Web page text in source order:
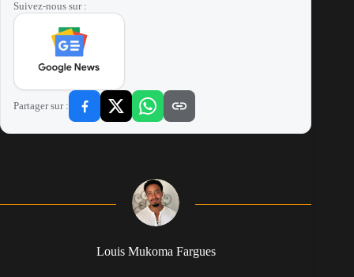
Suivez-nous sur :
Partager sur :
Louis Mukoma Fargues